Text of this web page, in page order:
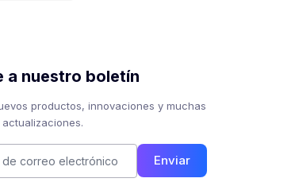
a nuestro boletín
productos, innovaciones y muchas
actualizaciones.
Enviar